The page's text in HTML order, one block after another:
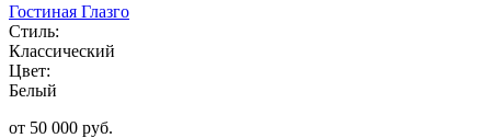
Гостиная Глазго
Стиль:
Классический
Цвет:
Белый
от 50 000 руб.